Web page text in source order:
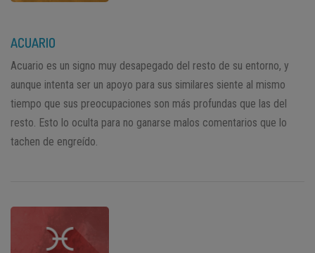
ACUARIO
Acuario es un signo muy desapegado del resto de su entorno, y
aunque intenta ser un apoyo para sus similares siente al mismo
tiempo que sus preocupaciones son más profundas que las del
resto. Esto lo oculta para no ganarse malos comentarios que lo
tachen de engreído.